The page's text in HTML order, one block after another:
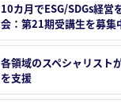
10カ月でESG/SDGs経営
会：第21期受講生を募集
各領域のスペシャリスト
を支援